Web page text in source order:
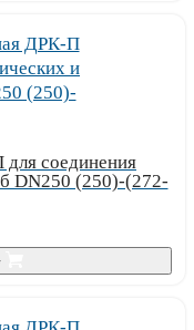
соединения
DN250 (250)-(272-